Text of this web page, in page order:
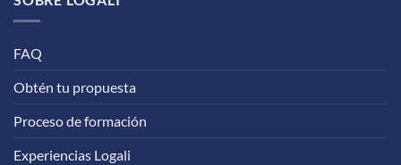
FAQ
Obtén tu propuesta
Proceso de formación
Experiencias Logali